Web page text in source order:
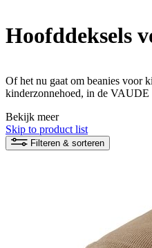
Hoofddeksels
Of het nu gaat om beanies voor
kinderzonnehoed, in de
Bekijk meer
Skip to product list
Filteren & sorteren